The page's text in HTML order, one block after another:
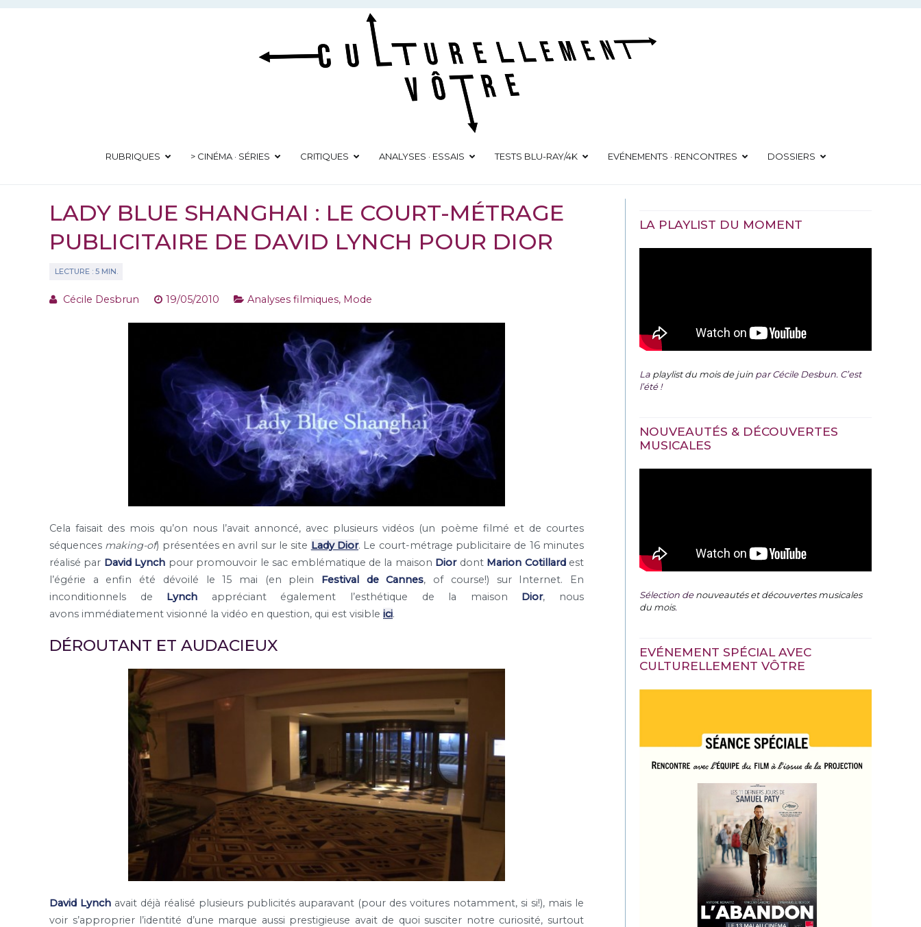
Aller
Culturellement Vôtre
RUBRIQUES > CINÉMA · SÉRIES CRITIQUES ANALYSES · ESSAIS TESTS BLU-RAY/4K EVÉNEMENTS · RENCONTRES DOSSIERS
LADY BLUE SHANGHAI : LE COURT-MÉTRAGE
PUBLICITAIRE DE DAVID LYNCH POUR DIOR
Cécile Desbrun 19/05/2010 Analyses filmiques, Mode
Cela faisait des mois qu’on nous l’avait annoncé, avec plusieurs vidéos (un poème filmé et de courtes
séquences making-of) présentées en avril sur le site Lady Dior. Le court-métrage publicitaire de 16 minutes
réalisé par David Lynch pour promouvoir le sac emblématique de la maison Diordont Marion Cotillardest
l’égérie a enfin été dévoilé le 15 mai (en plein Festival de Cannes, of course!) sur Internet. En
inconditionnels de Lynch appréciant également l’esthétique de la maison Dior, nous
avons immédiatement visionné la vidéo en question, qui est visible ici.
DÉROUTANT ET AUDACIEUX
David Lynch avait déjà réalisé plusieurs publicités auparavant (pour des voitures notamment, si si!), mais le
voir s’approprier l’identité d’une marque aussi prestigieuse avait de quoi susciter notre curiosité, surtout
LA PLAYLIST DU MOMENT
La playlist du mois de juin par Cécile Desbun. C’est
l’été !
NOUVEAUTÉS & DÉCOUVERTES
MUSICALES
Sélection denouveautés et découvertes musicales
du mois.
EVÉNEMENT SPÉCIAL AVEC
CULTURELLEMENT VÔTRE